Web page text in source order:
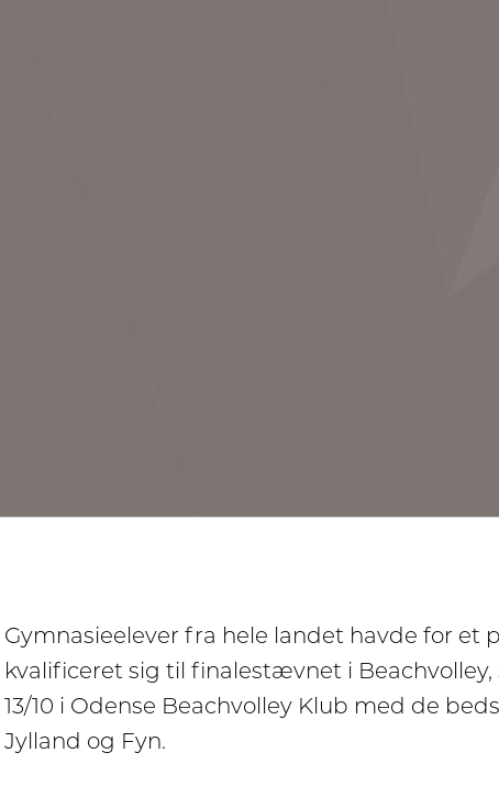
Gymnasieelever fra hele landet havde for et
kvalificeret sig til finalestævnet i
13/10 i Odense Beachvolley Klub med de
Jylland og Fyn.